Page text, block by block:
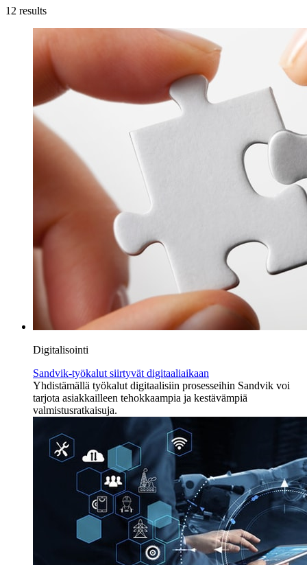
12 results
Digitalisointi
Sandvik-työkalut siirtyvät digitaaliaikaan
Yhdistämällä työkalut digitaalisiin prosesseihin Sandvik voi
tarjota asiakkailleen tehokkaampia ja kestävämpiä
valmistusratkaisuja.